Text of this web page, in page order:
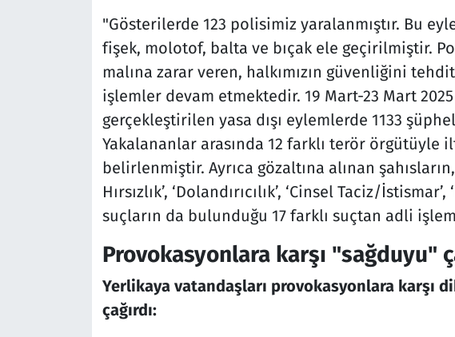
"Gösterilerde 123 polisimiz yaralanmıştır. Bu
fişek, molotof, balta ve bıçak ele geçirilmiştir.
malına zarar veren, halkımızın güvenliğini
işlemler devam etmektedir. 19 Mart-23 Mart
gerçekleştirilen yasa dışı eylemlerde 1133
Yakalananlar arasında 12 farklı terör örgütüyle
belirlenmiştir. Ayrıca gözaltına alınan
Hırsızlık’, ‘Dolandırıcılık’, ‘Cinsel Taciz/
suçların da bulunduğu 17 farklı suçtan adli
Provokasyonlara karşı "sağduyu"
Yerlikaya vatandaşları provokasyonlara karşı
çağırdı: